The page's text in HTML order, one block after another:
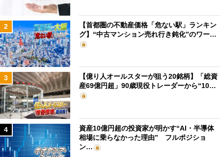
2
【首都圏の不動産価格「危ない駅」ランキン
グ】“中古マンション売れ行き鈍化”のワー…
3
【億り人オールスターが狙う20銘柄】「総資
産69億円超」90歳現役トレーダーから“10…
4
資産10億円超の投資家が明かす“AI・半導体
相場に乗らなかった理由” フルポジショ
ン…